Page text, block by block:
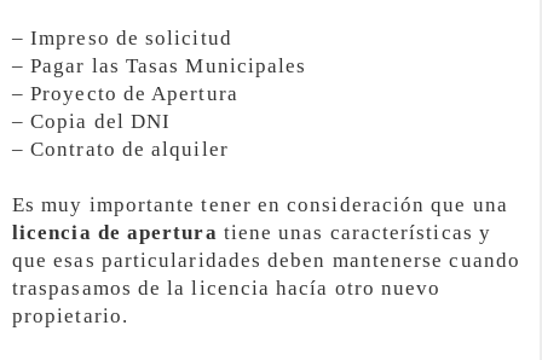
– Impreso de solicitud
– Pagar las Tasas Municipales
– Proyecto de Apertura
– Copia del DNI
– Contrato de alquiler
Es muy importante tener en consideración que una
licencia de apertura tiene unas características y
que esas particularidades deben mantenerse cuando
traspasamos de la licencia hacía otro nuevo
propietario.